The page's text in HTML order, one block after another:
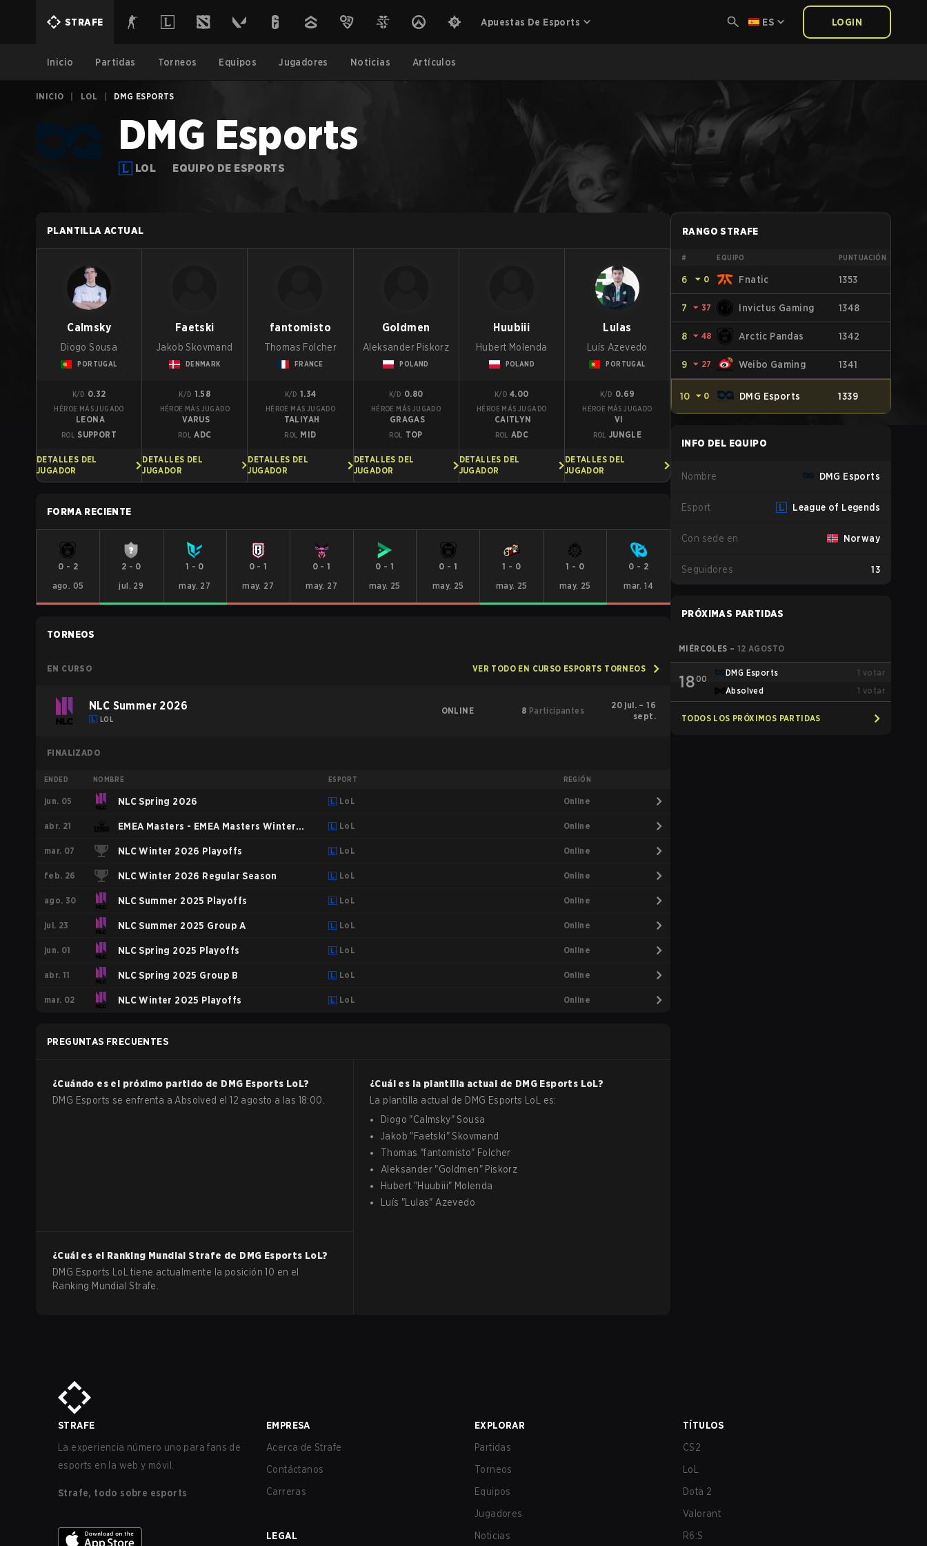
STRAFE Apuestas De Esports ES LOGIN
Inicio Partidas Torneos Equipos Jugadores Noticias Artículos
INICIO LOL DMG ESPORTS
DMG Esports
LOL EQUIPO DE ESPORTS
PLANTILLA ACTUAL
Calmsky
Diogo Sousa
PORTUGAL
K/D 0.32
HÉROE MÁS JUGADO
LEONA
ROL SUPPORT
DETALLES DEL
JUGADOR
Faetski
Jakob Skovmand
DENMARK
K/D 1.58
HÉROE MÁS JUGADO
VARUS
ROL ADC
DETALLES DEL
JUGADOR
fantomisto
Thomas Folcher
FRANCE
K/D 1.34
HÉROE MÁS JUGADO
TALIYAH
ROL MID
DETALLES DEL
JUGADOR
Goldmen
Aleksander Piskorz
POLAND
K/D 0.80
HÉROE MÁS JUGADO
GRAGAS
ROL TOP
DETALLES DEL
JUGADOR
Huubiii
Hubert Molenda
POLAND
K/D 4.00
HÉROE MÁS JUGADO
CAITLYN
ROL ADC
DETALLES DEL
JUGADOR
Lulas
Luís Azevedo
PORTUGAL
K/D 0.69
HÉROE MÁS JUGADO
VI
ROL JUNGLE
DETALLES DEL
JUGADOR
FORMA RECIENTE
0 - 2
ago. 05
2 - 0
jul. 29
1 - 0
may. 27
0 -1
may. 27
0-1
may. 27
0 -1
may. 25
0 - 1
may. 25
1 - 0
may. 25
1 - 0
may. 25
0 - 2
mar. 14
TORNEOS
EN CURSO VER TODO EN CURSO ESPORTS TORNEOS
NLC Summer 2026
LOL
ONLINE 8 Participantes
20 jul. – 16
sept.
FINALIZADO
ENDED NOMBRE ESPORT REGIÓN
jun. 05 NLC Spring 2026 LoL Online
abr. 21 EMEA Masters - EMEA Masters Winter
2026
LoL Online
mar. 07 NLC Winter 2026 Playoffs LoL Online
feb. 26 NLC Winter 2026 Regular Season LoL Online
ago. 30 NLC Summer 2025 Playoffs LoL Online
jul. 23 NLC Summer 2025 Group A LoL Online
jun. 01 NLC Spring 2025 Playoffs LoL Online
abr. 11 NLC Spring 2025 Group B LoL Online
mar. 02 NLC Winter 2025 Playoffs LoL Online
PREGUNTAS FRECUENTES
¿Cuándo es el próximo partido de DMG Esports LoL?
DMG Esports se enfrenta a Absolved el 12 agosto a las 18:00.
¿Cuál es la plantilla actual de DMG Esports LoL?
La plantilla actual de DMG Esports LoL
es:
Diogo "Calmsky"Sousa
Jakob "Faetski"Skovmand
Thomas "fantomisto" Folcher
Aleksander "Goldmen" Piskorz
Hubert "Huubiii" Molenda
Luís " Lulas" Azevedo
¿Cuál es el Ranking Mundial Strafe de DMG Esports LoL?
DMG Esports LoL tiene actualmente la posición 10 en el
Ranking Mundial Strafe.
RANGO STRAFE
# EQUIPO PUNTUACIÓN
6 ⏷ 0 Fnatic 1353
7 ⏷ 37 Invictus Gaming 1348
8 ⏷ 48 Arctic Pandas 1342
9 ⏷ 27 Weibo Gaming 1341
10 ⏷ 0 DMG Esports 1339
INFO DEL EQUIPO
Nombre DMG Esports
Esport League of Legends
Con sede en Norway
Seguidores 13
PRÓXIMAS PARTIDAS
MIÉRCOLES – 12 AGOSTO
1800
DMG Esports 1 votar
Absolved
1 votar
TODOS LOS PRÓXIMOS PARTIDAS
STRAFE
La experiencia número uno para fans de
esports en la web y móvil.
Strafe, todo sobre esports
EMPRESA
Acerca de Strafe
Contáctanos
Carreras
LEGAL
EXPLORAR
Partidas
Torneos
Equipos
Jugadores
Noticias
TÍTULOS
CS2
LoL
Dota 2
Valorant
R6:S